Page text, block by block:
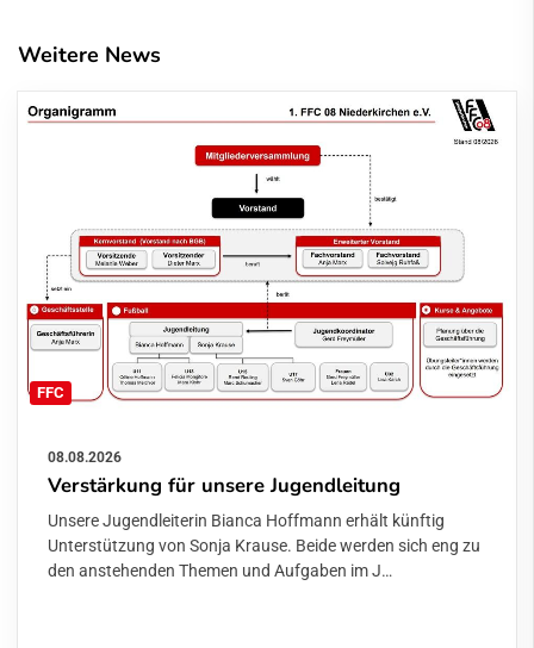
Weitere News
FFC
08.08.2026
Verstärkung für unsere Jugendleitung
Unsere Jugendleiterin Bianca Hoffmann erhält künftig
Unterstützung von Sonja Krause. Beide werden sich eng zu
den anstehenden Themen und Aufgaben im J…